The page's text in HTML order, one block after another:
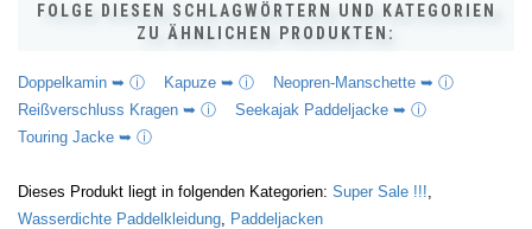
FOLGE DIESEN SCHLAGWÖRTERN UND KATEGORIEN
ZU ÄHNLICHEN PRODUKTEN:
Doppelkamin ➥ ⓘ Kapuze ➥ ⓘ
Neopren-Manschette ➥ ⓘ
Reißverschluss Kragen ➥ ⓘ Seekajak Paddeljacke ➥ ⓘ
Touring Jacke ➥ ⓘ
Dieses Produkt liegt in folgenden Kategorien: Super Sale !!!,
Wasserdichte Paddelkleidung, Paddeljacken